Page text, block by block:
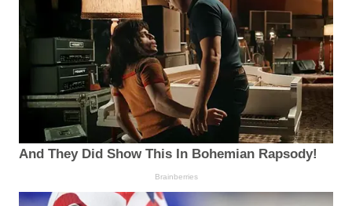
And They Did Show This In Bohemian Rapsody!
Brainberries